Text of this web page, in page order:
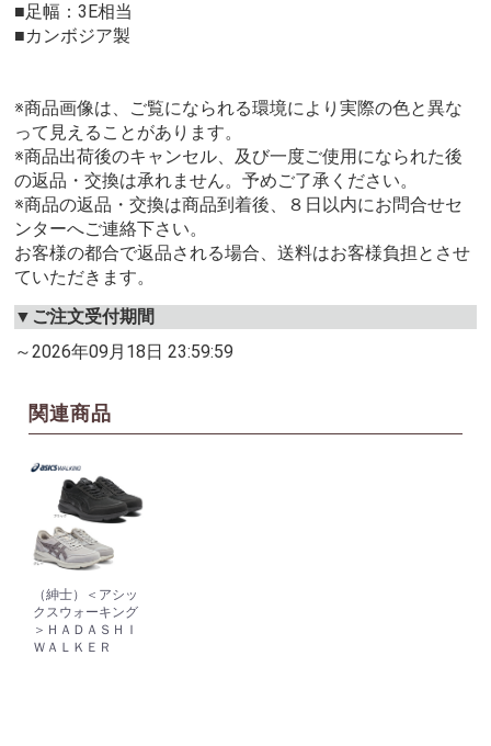
■足幅：3E相当
■カンボジア製
※商品画像は、ご覧になられる環境により実際の色と異な
って見えることがあります。
※商品出荷後のキャンセル、及び一度ご使用になられた後
の返品・交換は承れません。予めご了承ください。
※商品の返品・交換は商品到着後、８日以内にお問合せセ
ンターへご連絡下さい。
お客様の都合で返品される場合、送料はお客様負担とさせ
ていただきます。
▼ご注文受付期間
～2026年09月18日 23:59:59
関連商品
（紳士）＜アシッ
クスウォーキング
＞ＨＡＤＡＳＨＩ
ＷＡＬＫＥＲ